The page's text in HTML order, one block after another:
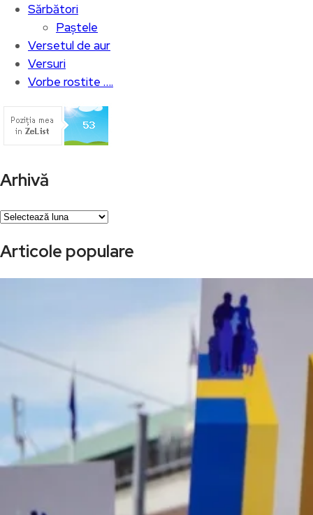
Sărbători
Paștele
Versetul de aur
Versuri
Vorbe rostite ….
Arhivă
Arhivă
Articole populare